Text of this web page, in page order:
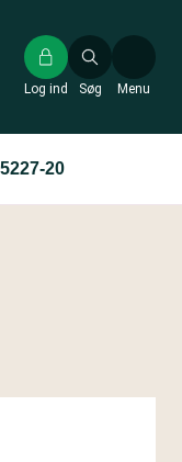
Søg
Log ind Menu
20